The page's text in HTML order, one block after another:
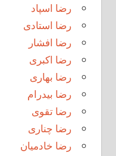
رضا اسپاد
رضا استادی
رضا افشار
رضا اکبری
رضا بهاری
رضا بیدرام
رضا تقوی
رضا چناری
رضا خادمیان